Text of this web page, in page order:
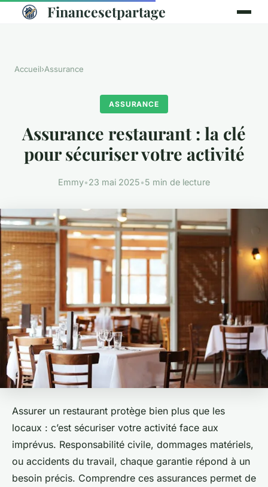
Financesetpartage
Accueil›Assurance
ASSURANCE
Assurance restaurant : la clé
pour sécuriser votre activité
Emmy•23 mai 2025•5 min de lecture
Assurer un restaurant protège bien plus que les
locaux : c’est sécuriser votre activité face aux
imprévus. Responsabilité civile, dommages matériels,
ou accidents du travail, chaque garantie répond à un
besoin précis. Comprendre ces assurances permet de